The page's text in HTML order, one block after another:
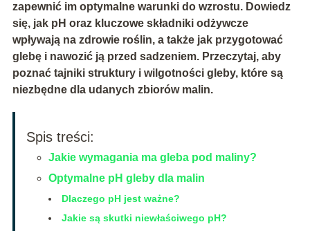
zapewnić im optymalne warunki do wzrostu. Dowiedz
się, jak pH oraz kluczowe składniki odżywcze
wpływają na zdrowie roślin, a także jak przygotować
glebę i nawozić ją przed sadzeniem. Przeczytaj, aby
poznać tajniki struktury i wilgotności gleby, które są
niezbędne dla udanych zbiorów malin.
Spis treści:
Jakie wymagania ma gleba pod maliny?
Optymalne pH gleby dla malin
Dlaczego pH jest ważne?
Jakie są skutki niewłaściwego pH?